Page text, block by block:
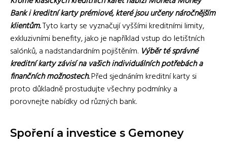
Bank i kreditní karty prémiové, které jsou určeny náročnějším
klientům.Tyto karty se vyznačují vyššími kreditními limity,
exkluzivními benefity, jako je například vstup do letištních
salónků, a nadstandardním pojištěním. Výběr té správné
kreditní karty závisí na vašich individuálních potřebách a
finančních možnostech.Před sjednáním kreditní karty si
proto důkladně prostudujte všechny podmínky a
porovnejte nabídky od různých bank.
Spoření a investice s Gemoney